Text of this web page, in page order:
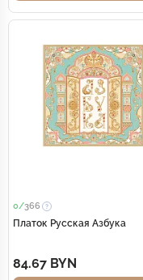
0/366
Платок Русская Азбука
84.67 BYN